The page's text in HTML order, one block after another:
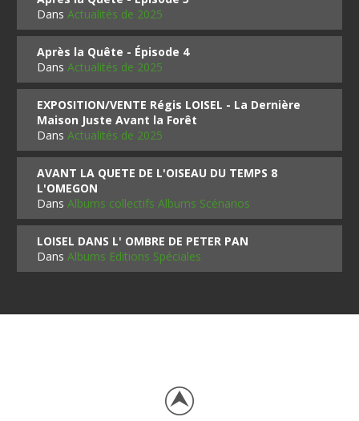
DansActualités de 2025
Après la Quête - Épisode 4
DansActualités de 2025
EXPOSITION/VENTE Régis LOISEL - La Dernière
Maison Juste Avant la Forêt
DansActualités de 2025
AVANT LA QUETE DE L'OISEAU DU TEMPS 8
L'OMEGON
DansAlbums collectifs Albums Scénarios
LOISEL DANS L' OMBRE DE PETER PAN
DansAlbums Editions Spéciales